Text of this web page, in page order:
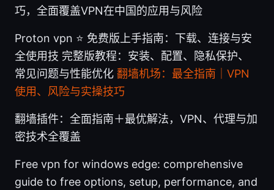
巧，全面覆盖VPN在中国的应用与风险
Proton vpn ⭐ 免费版上手指南：下载、连接与安
全使用技 完整版教程：安装、配置、隐私保护、
常见问题与性能优化 翻墙机场：最全指南｜VPN
使用、风险与实操技巧
翻墙插件：全面指南＋最优解法，VPN、代理与加
密技术全覆盖
Free vpn for windows edge: comprehensive
guide to free options, setup, performance, and